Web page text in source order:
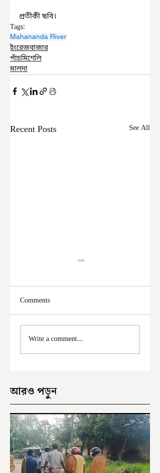
প্রতীকী ছবি।
Tags:
Mahananda River
ইংরেজবাজার
পাঁচমিশেলি
মালদা
Recent Posts See All
ইংরেজবাজারে
Comments
Write a comment...
আরও পড়ুন